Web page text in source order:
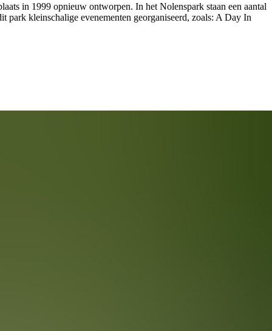
in 1999 opnieuw ontworpen. In het Nolenspark staan een aantal
kleinschalige evenementen georganiseerd, zoals: A Day In